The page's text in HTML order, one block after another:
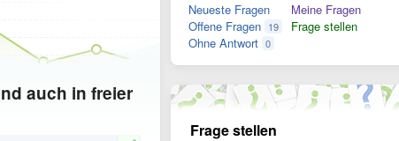
auch in freier
Neueste Fragen
Offene Fragen 19
Ohne Antwort 0
Meine Fragen
Frage stellen
Frage stellen